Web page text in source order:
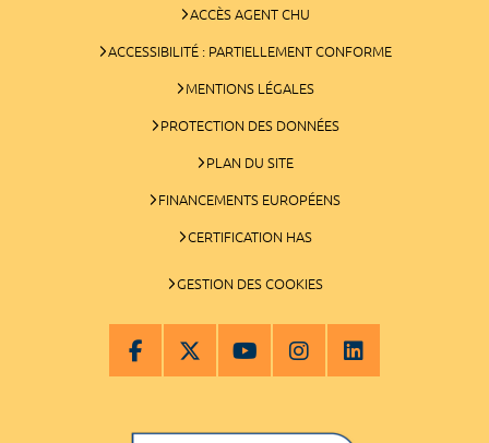
ACCÈS AGENT CHU
ACCESSIBILITÉ : PARTIELLEMENT CONFORME
MENTIONS LÉGALES
PROTECTION DES DONNÉES
PLAN DU SITE
FINANCEMENTS EUROPÉENS
CERTIFICATION HAS
GESTION DES COOKIES